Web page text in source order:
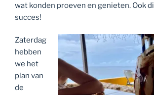
wat konden proeven en genieten. Ook
succes!
Zaterdag
hebben
we het
plan van
de